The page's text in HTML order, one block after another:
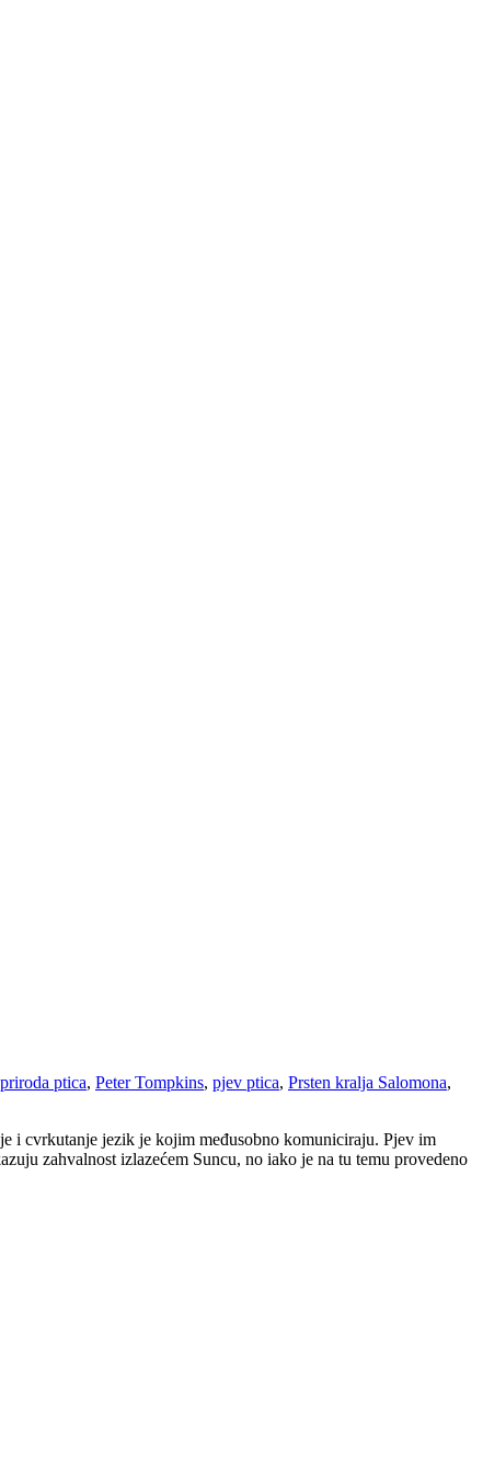
ptica, Peter Tompkins, pjev ptica, Prsten kralja Salomona,
i cvrkutanje jezik je kojim međusobno komuniciraju. Pjev im
zahvalnost izlazećem Suncu, no iako je na tu temu provedeno